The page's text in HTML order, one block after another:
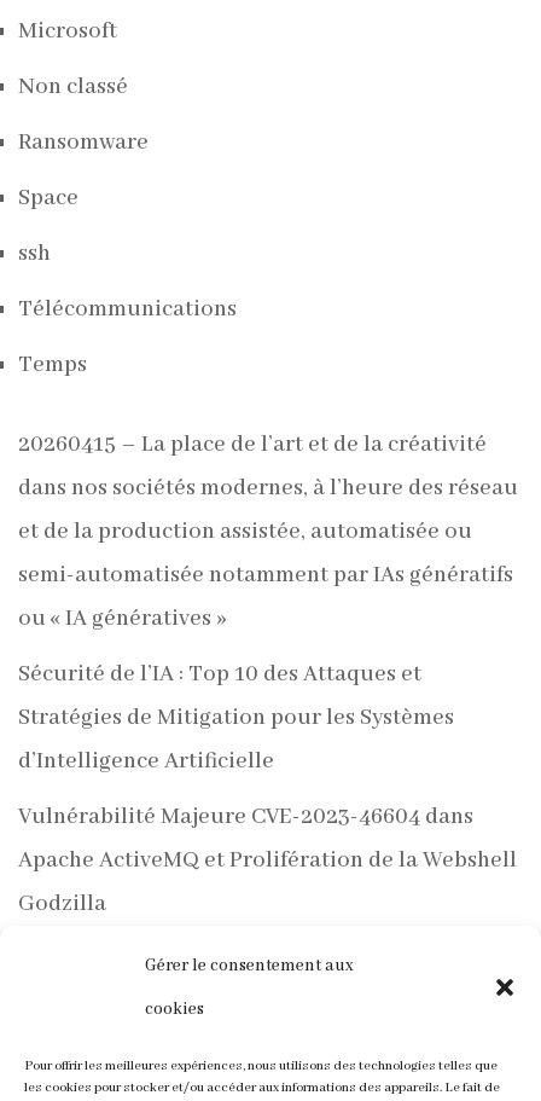
Gérer le consentement aux
cookies
Pour offrir les meilleures expériences, nous utilisons des technologies telles que
les cookies pour stocker et/ou accéder aux informations des appareils. Le fait de
Microsoft
Non classé
Ransomware
Space
ssh
Télécommunications
Temps
20260415 – La place de l’art et de la créativité
dans nos sociétés modernes, à l’heure des réseau
et de la production assistée, automatisée ou
semi-automatisée notamment par IAs génératifs
ou « IA génératives »
Sécurité de l’IA : Top 10 des Attaques et
Stratégies de Mitigation pour les Systèmes
d’Intelligence Artificielle
Vulnérabilité Majeure CVE-2023-46604 dans
Apache ActiveMQ et Prolifération de la Webshell
Godzilla
PentestGPT de GreyDGL : Une Nouvelle Ère
d’Automatisation pour les Tests d’Intrusion avec